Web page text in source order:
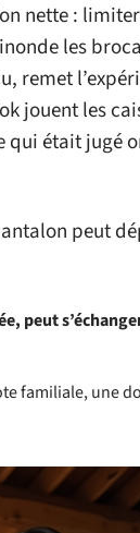
nette :
les
remet
jouent les
qui était jugé
peut
peut
familiale, une